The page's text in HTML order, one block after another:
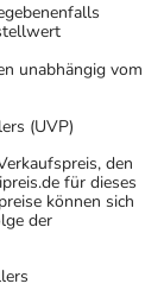
unabhängig vom
(UVP)
den
für dieses
können sich
der